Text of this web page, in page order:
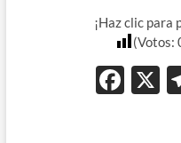
¡Haz clic para
(Votos:
F